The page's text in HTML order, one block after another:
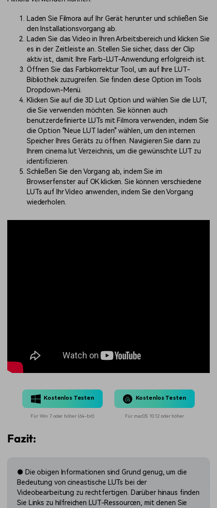
Laden Sie Filmora auf Ihr Gerät herunter und schließen Sie
den Installationsvorgang ab.
Laden Sie das Video in Ihren Arbeitsbereich und klicken Sie
es in der Zeitleiste an. Stellen Sie sicher, dass der Clip
aktiv ist, damit Ihre Farb-LUT-Anwendung erfolgreich ist.
Öffnen Sie das Farbkorrektur Tool, um auf Ihre LUT-
Bibliothek zuzugreifen. Sie finden diese Option im Tools
Dropdown-Menü.
Klicken Sie auf die 3D Lut Option und wählen Sie die LUT,
die Sie verwenden möchten. Sie können auch
benutzerdefinierte LUTs mit Filmora verwenden, indem Sie
die Option "Neue LUT laden" wählen, um den internen
Speicher Ihres Geräts zu öffnen. Navigieren Sie dann zu
Ihrem cinema lut Verzeichnis, um die gewünschte LUT zu
identifizieren.
Schließen Sie den Vorgang ab, indem Sie im
Browserfenster auf OK klicken. Sie können verschiedene
LUTs auf Ihr Video anwenden, indem Sie den Vorgang
wiederholen.
Kostenlos Testen
Für Win 7 oder höher (64-bit)
Kostenlos Testen
Für macOS 10.12 oder höher
Fazit:
● Die obigen Informationen sind Grund genug, um die
Bedeutung von cineastische LUTs bei der
Videobearbeitung zu rechtfertigen. Darüber hinaus finden
Sie Links zu hilfreichen LUT-Ressourcen, mit denen Sie